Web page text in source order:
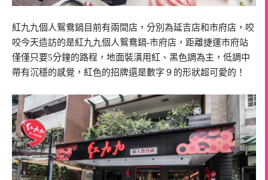
紅九九個人鴛鴦鍋目前有兩間店，分別為延吉店和市府店，咬
咬今天造訪的是紅九九個人鴛鴦鍋-市府店，距離捷運市府站
僅僅只要5分鐘的路程，地面裝潢用紅、黑色調為主，低調中
帶有沉穩的感覺，紅色的招牌還是數字９的形狀超可愛的！